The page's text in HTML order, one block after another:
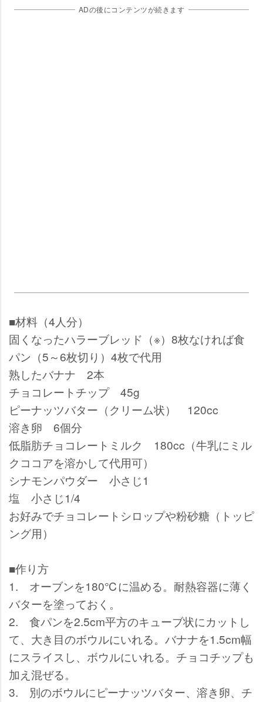
ADの後にコンテンツが続きます
■材料（4人分）
固くなったハラーブレッド（※）8枚なければ食
パン（5～6枚切り）4枚で代用
熟したバナナ 2本
チョコレートチップ 45g
ピーナッツバター（クリーム状） 120cc
溶き卵 6個分
低脂肪チョコレートミルク 180cc（牛乳にミル
クココアを溶かして代用可）
シナモンパウダー 小さじ1
塩 小さじ1/4
お好みでチョコレートシロップや粉砂糖（トッピ
ング用）
■作り方
1. オーブンを180℃に温める。耐熱容器に薄く
バターを塗っておく。
2. 食パンを2.5cm平方のキューブ状にカットし
て、大き目のボウルにいれる。バナナを1.5cm幅
にスライスし、ボウルにいれる。チョコチップも
加え混ぜる。
3. 別のボウルにピーナッツバター、溶き卵、チ